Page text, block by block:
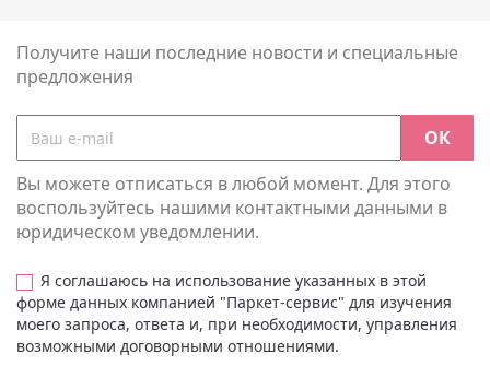
Получите наши последние новости и специальные
предложения
Вы можете отписаться в любой момент. Для этого
воспользуйтесь нашими контактными данными в
юридическом уведомлении.
Я соглашаюсь на использование указанных в этой
форме данных компанией "Паркет-сервис" для изучения
моего запроса, ответа и, при необходимости, управления
возможными договорными отношениями.